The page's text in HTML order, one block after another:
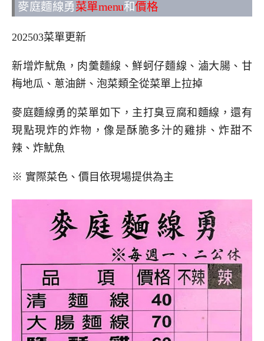
麥庭麵線勇菜單menu和價格
202503菜單更新
新增炸魷魚，肉羹麵線、鮮蚵仔麵線、滷大腸、甘
梅地瓜、蔥油餅、泡菜類全從菜單上拉掉
麥庭麵線勇的菜單如下，主打臭豆腐和麵線，還有
現點現炸的炸物，像是酥脆多汁的雞排、炸甜不
辣、炸魷魚
※ 實際菜色、價目依現場提供為主